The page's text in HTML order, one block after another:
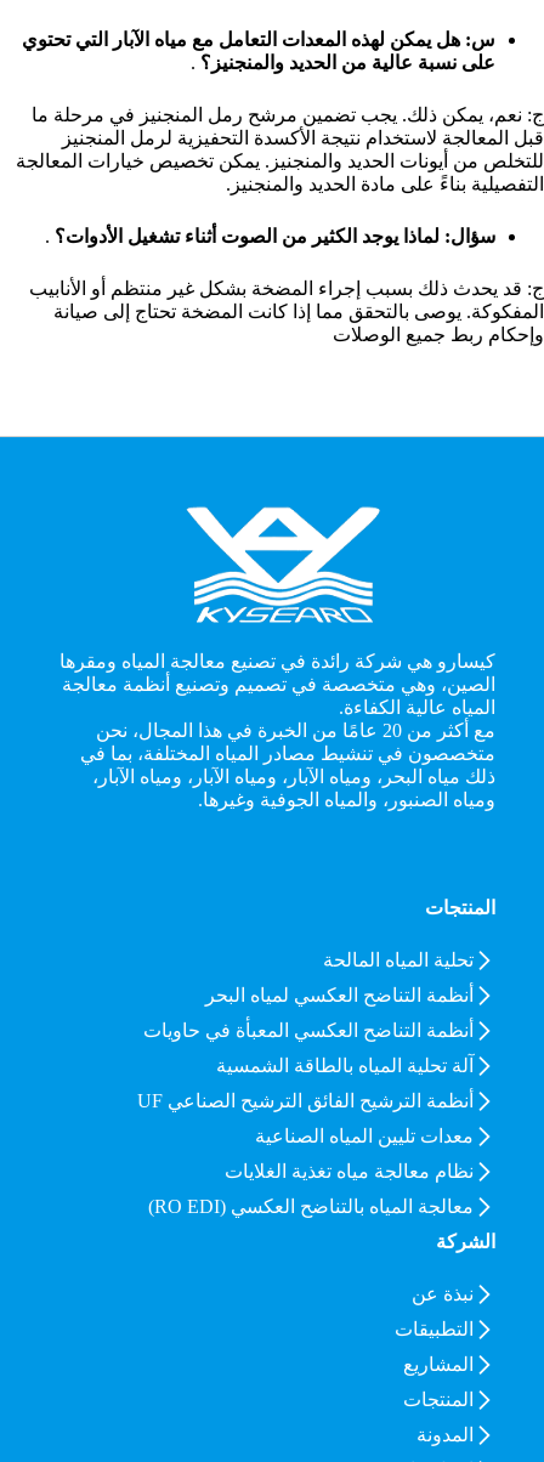
س: هل يمكن لهذه المعدات التعامل مع مياه الآبار التي تحتوي
على نسبة عالية من الحديد والمنجنيز؟ .
ج: نعم، يمكن ذلك. يجب تضمين مرشح رمل المنجنيز في مرحلة ما
قبل المعالجة لاستخدام نتيجة الأكسدة التحفيزية لرمل المنجنيز
للتخلص من أيونات الحديد والمنجنيز. يمكن تخصيص خيارات المعالجة
التفصيلية بناءً على مادة الحديد والمنجنيز.
سؤال: لماذا يوجد الكثير من الصوت أثناء تشغيل الأدوات؟ .
ج: قد يحدث ذلك بسبب إجراء المضخة بشكل غير منتظم أو الأنابيب
المفكوكة. يوصى بالتحقق مما إذا كانت المضخة تحتاج إلى صيانة
وإحكام ربط جميع الوصلات
كيسارو هي شركة رائدة في تصنيع معالجة المياه ومقرها
الصين، وهي متخصصة في تصميم وتصنيع أنظمة معالجة
المياه عالية الكفاءة.
مع أكثر من 20 عامًا من الخبرة في هذا المجال، نحن
متخصصون في تنشيط مصادر المياه المختلفة، بما في
ذلك مياه البحر، ومياه الآبار، ومياه الآبار، ومياه الآبار،
ومياه الصنبور، والمياه الجوفية وغيرها.
المنتجات
تحلية المياه المالحة
أنظمة التناضح العكسي لمياه البحر
أنظمة التناضح العكسي المعبأة في حاويات
آلة تحلية المياه بالطاقة الشمسية
أنظمة الترشيح الفائق الترشيح الصناعي UF
معدات تليين المياه الصناعية
نظام معالجة مياه تغذية الغلايات
معالجة المياه بالتناضح العكسي (RO EDI)
الشركة
نبذة عن
التطبيقات
المشاريع
المنتجات
المدونة